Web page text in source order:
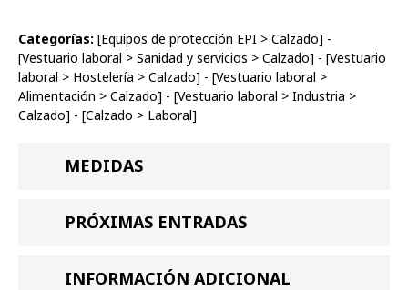
Categorías: [Equipos de protección EPI > Calzado] -
[Vestuario laboral > Sanidad y servicios > Calzado] - [Vestuario
laboral > Hostelería > Calzado] - [Vestuario laboral >
Alimentación > Calzado] - [Vestuario laboral > Industria >
Calzado] - [Calzado > Laboral]
MEDIDAS
PRÓXIMAS ENTRADAS
INFORMACIÓN ADICIONAL